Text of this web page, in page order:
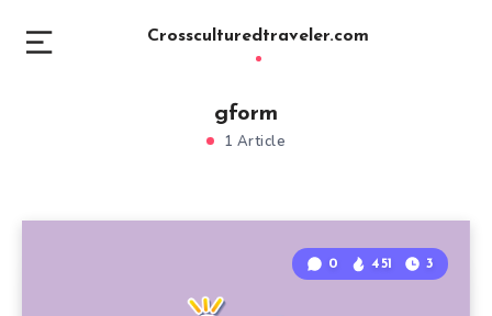
Crossculturedtraveler.com
gform
1 Article
0 451 3